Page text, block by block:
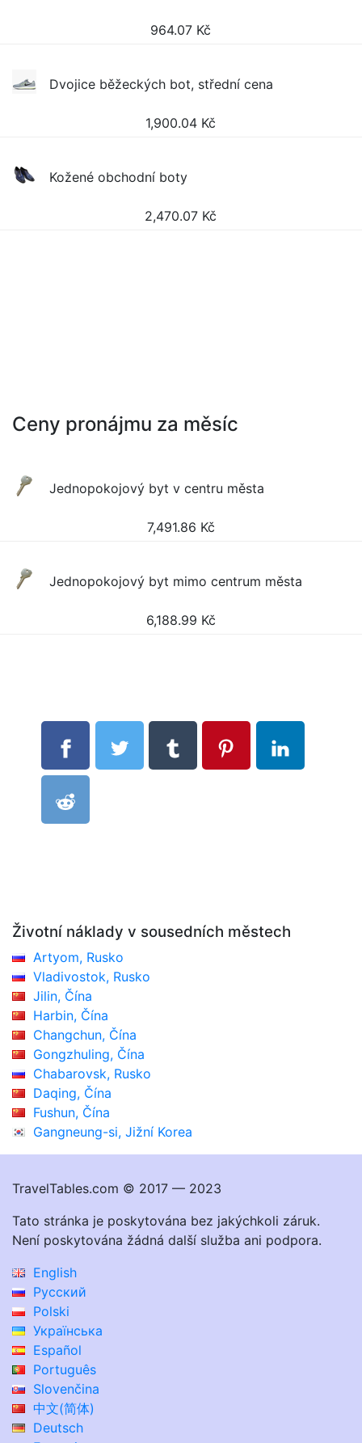
964.07 Kč
Dvojice běžeckých bot, střední cena
1,900.04 Kč
Kožené obchodní boty
2,470.07 Kč
Ceny pronájmu za měsíc
Jednopokojový byt v centru města
7,491.86 Kč
Jednopokojový byt mimo centrum města
6,188.99 Kč
Životní náklady v sousedních městech
Artyom, Rusko
Vladivostok, Rusko
Jilin, Čína
Harbin, Čína
Changchun, Čína
Gongzhuling, Čína
Chabarovsk, Rusko
Daqing, Čína
Fushun, Čína
Gangneung-si, Jižní Korea
TravelTables.com © 2017 — 2023
Tato stránka je poskytována bez jakýchkoli záruk.
Není poskytována žádná další služba ani podpora.
English
Русский
Polski
Українська
Español
Português
Slovenčina
中文(简体)
Deutsch